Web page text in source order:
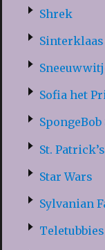
Shrek
Sinterklaas
Sofia het
St.
Star Wars
Sylvanian
Teletubbies